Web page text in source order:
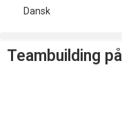
Dansk
Teambuilding